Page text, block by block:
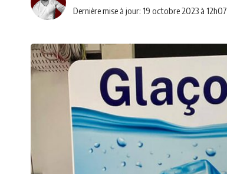
Dernière mise à jour: 19 octobre 2023 à 12h07